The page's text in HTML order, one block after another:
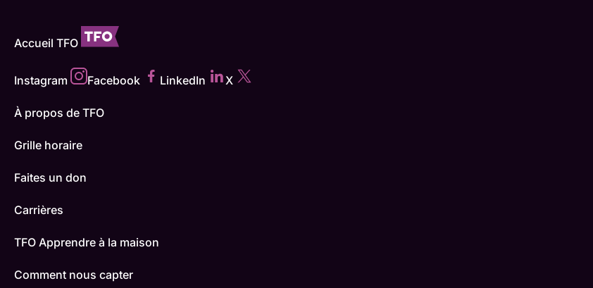
Accueil TFO
Instagram Facebook LinkedIn X
À propos de TFO
Grille horaire
Faites un don
Carrières
TFO Apprendre à la maison
Comment nous capter